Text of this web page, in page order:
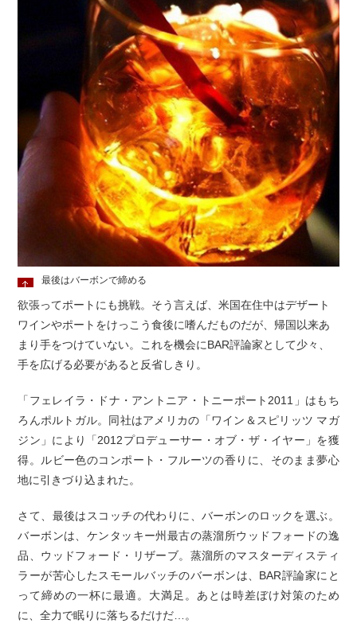
最後はバーボンで締める
欲張ってポートにも挑戦。そう言えば、米国在住中はデザート
ワインやポートをけっこう食後に嗜んだものだが、帰国以来あ
まり手をつけていない。これを機会にBAR評論家として少々、
手を広げる必要があると反省しきり。
「フェレイラ・ドナ・アントニア・トニーポート2011」はもち
ろんポルトガル。同社はアメリカの「ワイン＆スピリッツ マガ
ジン」により「2012プロデューサー・オブ・ザ・イヤー」を獲
得。ルビー色のコンポート・フルーツの香りに、そのまま夢心
地に引きづり込まれた。
さて、最後はスコッチの代わりに、バーボンのロックを選ぶ。
バーボンは、ケンタッキー州最古の蒸溜所ウッドフォードの逸
品、ウッドフォード・リザーブ。蒸溜所のマスターディスティ
ラーが苦心したスモールバッチのバーボンは、BAR評論家にと
って締めの一杯に最適。大満足。あとは時差ぼけ対策のため
に、全力で眠りに落ちるだけだ…。